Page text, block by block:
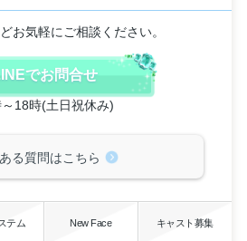
お気軽にご相談ください。
でお問合せ
18時(土日祝休み)
る質問はこちら
テム New Face キャスト募集